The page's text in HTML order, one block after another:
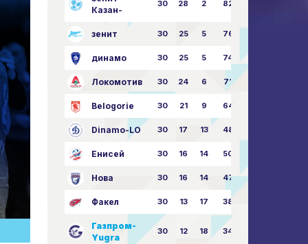
Казан-
30 28 2 82
зенит 30 25 5 76
динамо 30 25 5 74
Локомотив 30 24 6 71
Belogorie 30 21 9 64
Dinamo-LO 30 17 13 48
Енисей 30 16 14 50
Нова 30 16 14 47 62:58
Факел 30 13 17 38
Газпром-
Yugra
30 12 18 34